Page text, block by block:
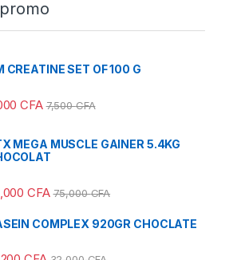
CREATINE SET OF 100 G
CFA 7,500CFA
MEGA MUSCLE GAINER 5.4KG
CFA 75,000CFA
COMPLEX 920GR CHOCLATE